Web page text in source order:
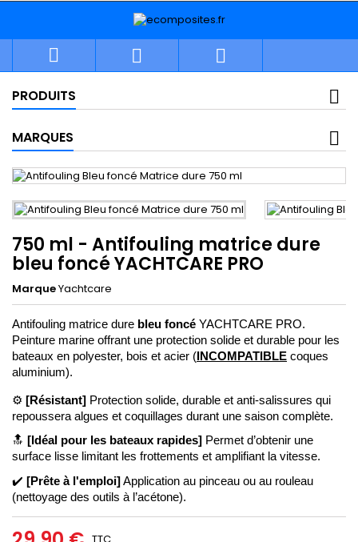
  
PRODUITS
MARQUES
750 ml - Antifouling matrice dure
bleu foncé YACHTCARE PRO
MarqueYachtcare
Antifouling matrice dure bleu foncé YACHTCARE PRO.
Peinture marine offrant une protection solide et durable pour les
bateaux en polyester, bois et acier ( INCOMPATIBLE coques
aluminium).
⚙️ [Résistant] Protection solide, durable et anti-salissures qui
repoussera algues et coquillages durant une saison complète.
🔝 [Idéal pour les bateaux rapides] Permet d’obtenir une
surface lisse limitant les frottements et amplifiant la vitesse.
✔️ [Prête à l'emploi] Application au pinceau ou au rouleau
(nettoyage des outils à l’acétone).